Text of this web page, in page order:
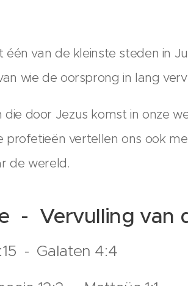
één van de kleinste steden in
wie de oorsprong in lang
door Jezus komst in onze
profetieën vertellen ons ook
de wereld.
- Vervulling van
- Galaten 4:4